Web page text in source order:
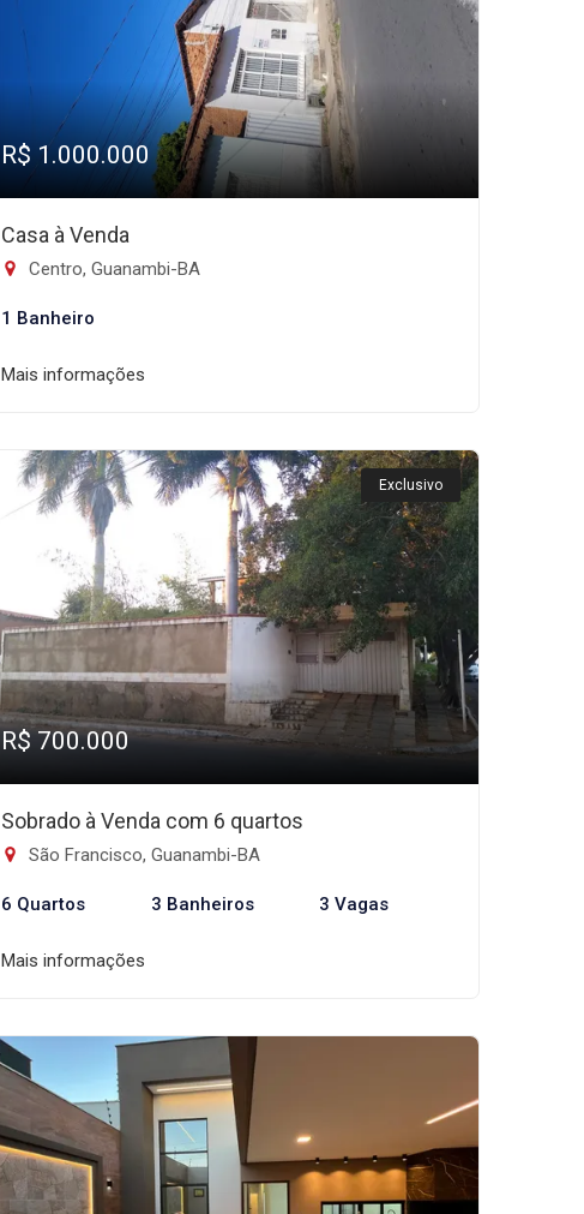
R$ 1.000.000
Casa à Venda
Centro, Guanambi-BA
1 Banheiro
Mais informações
Exclusivo
R$ 700.000
Sobrado à Venda com 6 quartos
São Francisco, Guanambi-BA
6 Quartos 3 Banheiros 3 Vagas
Mais informações